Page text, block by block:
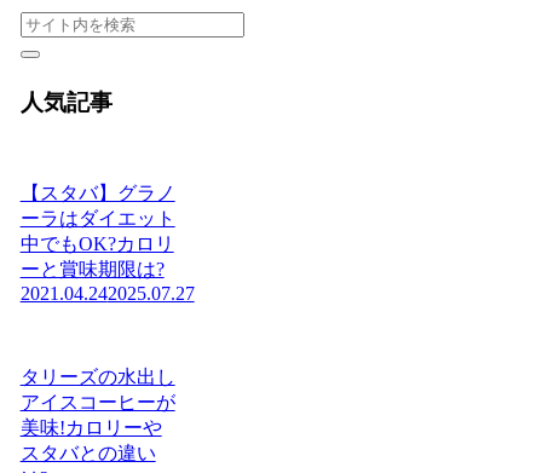
人気記事
【スタバ】グラノ
ーラはダイエット
中でもOK?カロリ
ーと賞味期限は?
2021.04.242025.07.27
タリーズの水出し
アイスコーヒーが
美味!カロリーや
スタバとの違い